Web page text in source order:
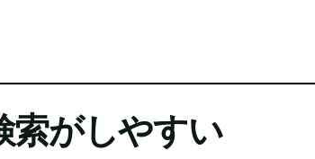
がしやすい